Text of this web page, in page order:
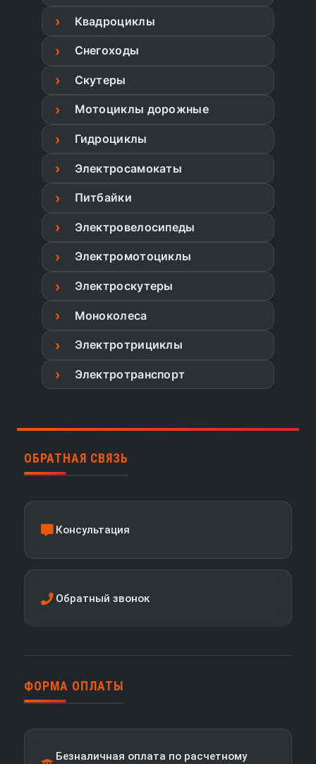
Квадроциклы
Снегоходы
Скутеры
Мотоциклы дорожные
Гидроциклы
Электросамокаты
Питбайки
Электровелосипеды
Электромотоциклы
Электроскутеры
Моноколеса
Электротрициклы
Электротранспорт
ОБРАТНАЯ СВЯЗЬ
Консультация
Обратный звонок
ФОРМА ОПЛАТЫ
Безналичная оплата по расчетному